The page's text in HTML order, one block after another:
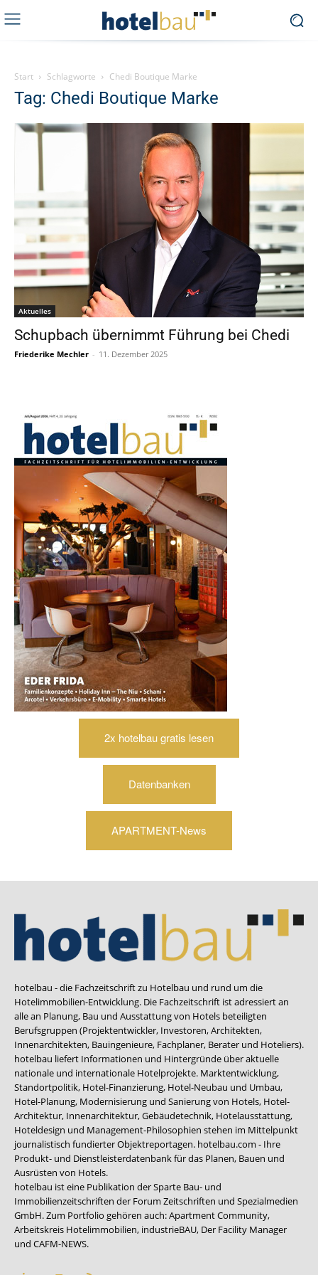
Start Schlagworte Chedi Boutique Marke
Tag: Chedi Boutique Marke
Aktuelles
Schupbach übernimmt Führung bei Chedi
Friederike Mechler - 11. Dezember 2025
2x hotelbau gratis lesen
Datenbanken
APARTMENT-News
hotelbau - die Fachzeitschrift zu Hotelbau und rund um die
Hotelimmobilien-Entwicklung. Die Fachzeitschrift ist adressiert an
alle an Planung, Bau und Ausstattung von Hotels beteiligten
Berufsgruppen (Projektentwickler, Investoren, Architekten,
Innenarchitekten, Bauingenieure, Fachplaner, Berater und Hoteliers).
hotelbau liefert Informationen und Hintergründe über aktuelle
nationale und internationale Hotelprojekte. Marktentwicklung,
Standortpolitik, Hotel-Finanzierung, Hotel-Neubau und Umbau,
Hotel-Planung, Modernisierung und Sanierung von Hotels, Hotel-
Architektur, Innenarchitektur, Gebäudetechnik, Hotelausstattung,
Hoteldesign und Management-Philosophien stehen im Mittelpunkt
journalistisch fundierter Objektreportagen. hotelbau.com - Ihre
Produkt- und Dienstleisterdatenbank für das Planen, Bauen und
Ausrüsten von Hotels.
hotelbau ist eine Publikation der Sparte Bau- und
Immobilienzeitschriften der Forum Zeitschriften und Spezialmedien
GmbH. Zum Portfolio gehören auch:Apartment Community,
Arbeitskreis Hotelimmobilien, industrieBAU, Der Facility Manager
und CAFM-NEWS.